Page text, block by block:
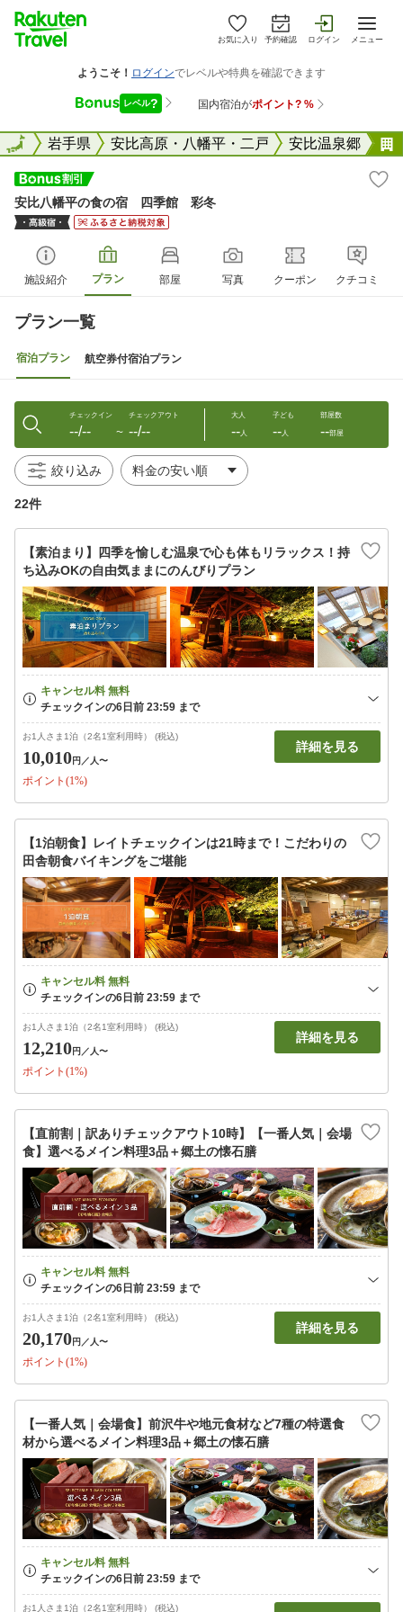
お気に入り 予約確認 ログイン メニュー
全国岩手県 安比高原・八幡平・二戸 安比温泉郷
全国
安比八幡平の食の宿 四季館 彩冬
施設紹介 プラン 部屋 写真 クーポン クチコミ
プラン一覧
宿泊プラン 航空券付宿泊プラン
チェックイン
--/-- 〜
チェックアウト
--/--
大人
--人
子ども
--人
部屋数
--部屋
絞り込み
22件
【素泊まり】四季を愉しむ温泉で心も体もリラックス！持
ち込みOKの自由気ままにのんびりプラン
お1人さま1泊（2名1室利用時） (税込)
10,010円 ／人〜
ポイント(1%)
詳細を見る
【1泊朝食】レイトチェックインは21時まで！こだわりの
田舎朝食バイキングをご堪能
お1人さま1泊（2名1室利用時） (税込)
12,210円 ／人〜
ポイント(1%)
詳細を見る
【直前割｜訳ありチェックアウト10時】【一番人気｜会場
食】選べるメイン料理3品＋郷土の懐石膳
お1人さま1泊（2名1室利用時） (税込)
20,170円 ／人〜
ポイント(1%)
詳細を見る
【一番人気｜会場食】前沢牛や地元食材など7種の特選食
材から選べるメイン料理3品＋郷土の懐石膳
お1人さま1泊（2名1室利用時） (税込)